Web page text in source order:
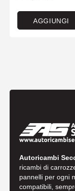
AGGIUNGI
Autoricambi
ricambi di
pannelli per ogni
compatibili,